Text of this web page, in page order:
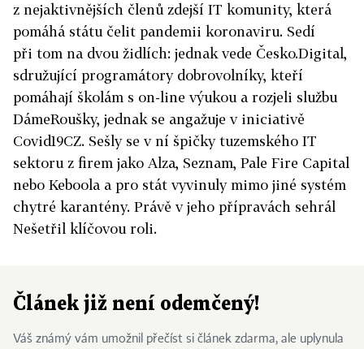
z nejaktivnějších členů zdejší IT komunity, která
pomáhá státu čelit pandemii koronaviru. Sedí
při tom na dvou židlích: jednak vede Česko.Digital,
sdružující programátory dobrovolníky, kteří
pomáhají školám s on-line výukou a rozjeli službu
DámeRoušky, jednak se angažuje v iniciativě
Covid19CZ. Sešly se v ní špičky tuzemského IT
sektoru z firem jako Alza, Seznam, Pale Fire Capital
nebo Keboola a pro stát vyvinuly mimo jiné systém
chytré karantény. Právě v jeho přípravách sehrál
Nešetřil klíčovou roli.
Článek již není odemčený!
Váš známý vám umožnil přečíst si článek zdarma, ale uplynula